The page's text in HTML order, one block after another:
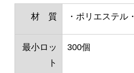
材 質 ・ポリエステル
最小ロッ
ト
300個